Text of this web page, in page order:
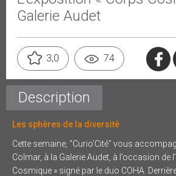
Galerie Audet
3,0 74
Description
Les sphères de la diversité
Cette semaine, "Curio'Cité" vous
Colmar, à la Galerie Audet, à l’occasion de
Cosmique » signé par le duo COHA.